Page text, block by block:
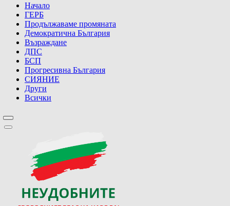
Начало
ГЕРБ
Продължаваме промяната
Демократична България
Възраждане
ДПС
БСП
Прогресивна България
СИЯНИЕ
Други
Всички